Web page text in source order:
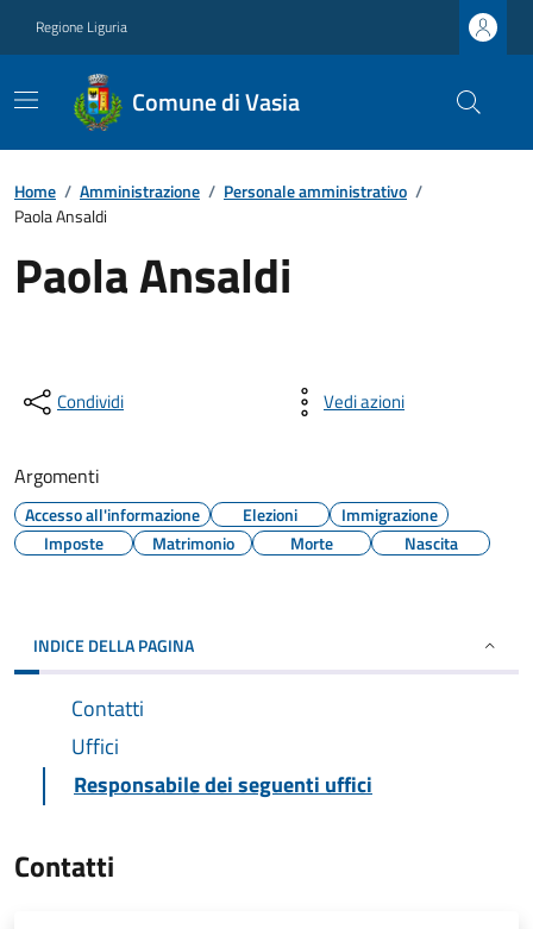
Regione Liguria
Comune di Vasia
Home / Amministrazione / Personale amministrativo /
Paola Ansaldi
Paola Ansaldi
Condividi Vedi azioni
Argomenti
Accesso all'informazione Elezioni
Immigrazione
Imposte
Matrimonio Morte Nascita
INDICE DELLA PAGINA
Contatti
Uffici
Responsabile dei seguenti uffici
Contatti